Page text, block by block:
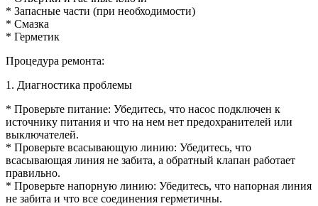
* Запасные части (при необходимости)
* Смазка
* Герметик
Процедура ремонта:
1. Диагностика проблемы
* Проверьте питание: Убедитесь, что насос подключен к
источнику питания и что на нем нет предохранителей или
выключателей.
* Проверьте всасывающую линию: Убедитесь, что
всасывающая линия не забита, а обратный клапан работает
правильно.
* Проверьте напорную линию: Убедитесь, что напорная линия
не забита и что все соединения герметичны.